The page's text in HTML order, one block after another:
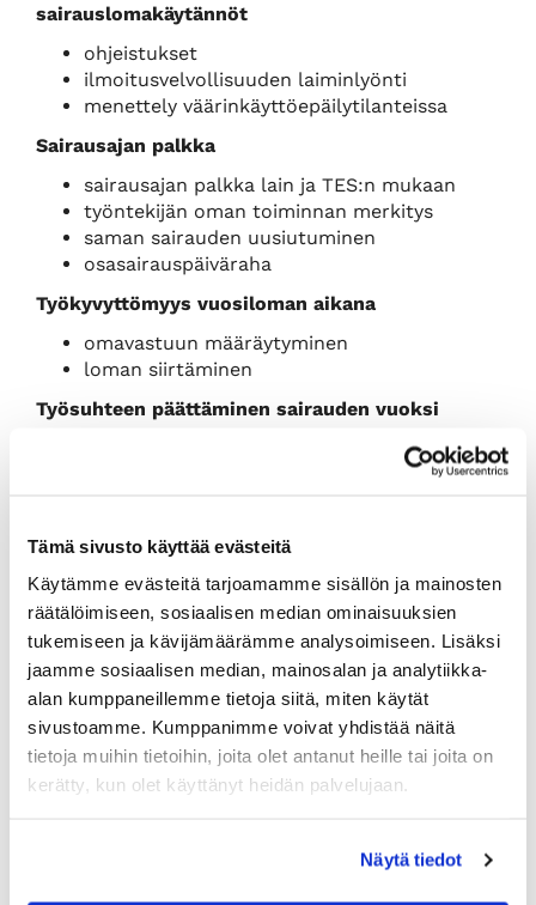
Tämä sivusto käyttää evästeitä
Käytämme evästeitä tarjoamamme sisällön ja mainosten
räätälöimiseen, sosiaalisen median ominaisuuksien
tukemiseen ja kävijämäärämme analysoimiseen. Lisäksi
jaamme sosiaalisen median, mainosalan ja analytiikka-
alan kumppaneillemme tietoja siitä, miten käytät
sivustoamme. Kumppanimme voivat yhdistää näitä
tietoja muihin tietoihin, joita olet antanut heille tai joita on
kerätty, kun olet käyttänyt heidän palvelujaan.
Näytä tiedot
sairauslomakäytännöt
ohjeistukset
ilmoitusvelvollisuuden laiminlyönti
menettely väärinkäyttöepäilytilanteissa
Sairausajan palkka
sairausajan palkka lain ja TES:n mukaan
työntekijän oman toiminnan merkitys
saman sairauden uusiutuminen
osasairauspäiväraha
Työkyvyttömyys vuosiloman aikana
omavastuun määräytyminen
loman siirtäminen
Työsuhteen päättäminen sairauden vuoksi
pitkä yhdenjaksoinen sairauspoissaolo
kauppakamari
15.30 Tilaisuus päättyy
Osallistumismaksu:Jäsenhinta 390 € + alv 24 %,
normaalihinta 560 € + alv 24 %
Hyödynnä lisäosallistujan etu! Kun ilmoitat
useamman kuin yhden osallistujan samaan
etäkoulutukseen samasta organisaatiosta,
maksaa ensimmäinen osallistuja täyden hinnan ja
suoraan KauppakamariKaupan asiakaspalveluun: